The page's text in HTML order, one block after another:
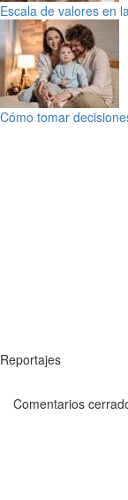
Escala de valores en
Cómo tomar
Reportajes
Comentarios